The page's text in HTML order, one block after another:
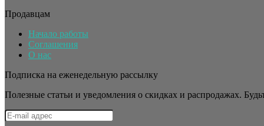
Продавцам
Начало работы
Соглашения
О нас
Подписка на еженедельную рассылку
Полезные статьи и уведомления о скидках и распродажах.